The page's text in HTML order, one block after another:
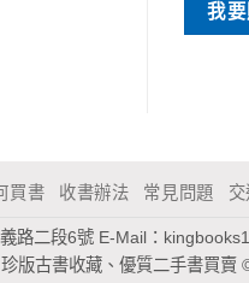
我
買書 收書辦法 常見問題
路二段6號 E-Mail：
版古書收藏、優質二手書買賣